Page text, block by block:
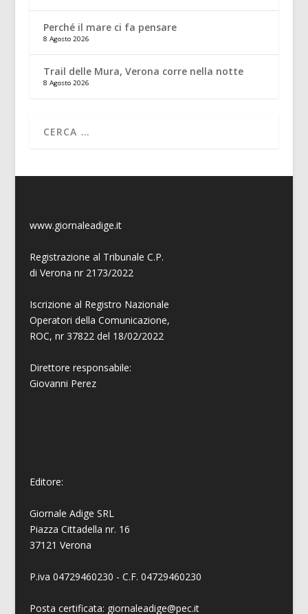
Perché il mare ci fa pensare
8 Agosto 2026
Trail delle Mura, Verona corre nella notte
8 Agosto 2026
www.giornaleadige.it
Registrazione al Tribunale C.P.
di Verona nr 2173/2022
Iscrizione al Registro Nazionale
Operatori della Comunicazione,
ROC, nr 37822 del 18/02/2022
Direttore responsabile:
Giovanni Perez
Editore:
Giornale Adige SRL
Piazza Cittadella nr. 16
37121 Verona
P.iva 04729460230 - C.F. 04729460230
Posta certificata: giornaleadige@pec.it